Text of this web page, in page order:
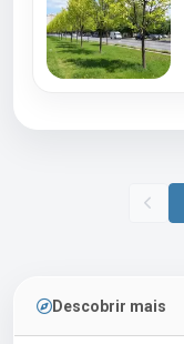
Descobrir mais